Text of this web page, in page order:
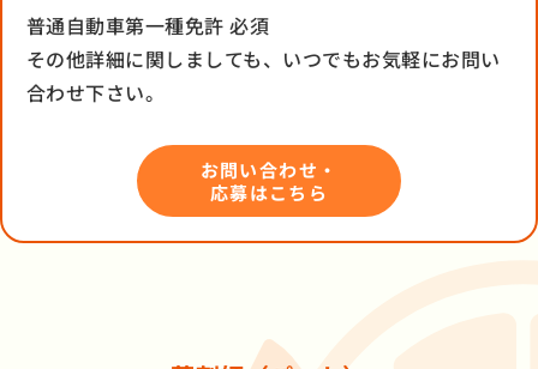
普通自動車第一種免許 必須
その他詳細に関しましても、いつでもお気軽にお問い
合わせ下さい。
お問い合わせ・
応募はこちら